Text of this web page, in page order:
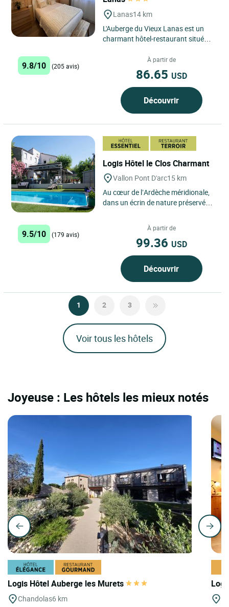
Lanas14 km
L'Auberge du Vieux Lanas est un
charmant hôtel-restaurant situé
à proximité de la...
9.8/10 (205 avis)
À partir de
86.65 USD
Découvrir
Logis Hôtel le Clos Charmant
Vallon Pont D'arc15 km
Au cœur de l’Ardèche méridionale,
dans un écrin de nature préservée,
9.5/10 (179 avis)
À partir de
99.36 USD
Découvrir
1 2 3
Voir tous les hôtels
Joyeuse : Les hôtels les mieux notés
Logis Hôtel Auberge les Murets
Chandolas6 km